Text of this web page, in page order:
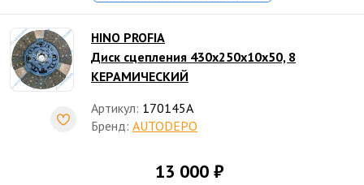
HINO PROFIA
Диск сцепления 430х250х10х50, 8
КЕРАМИЧЕСКИЙ
Артикул: 170145A
Бренд: AUTODEPO
13 000 ₽